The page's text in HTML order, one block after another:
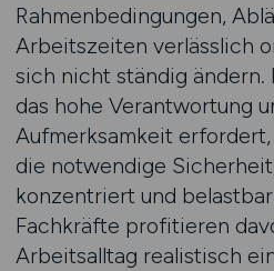
Rahmenbedingungen,
Arbeitszeiten verlässlich
sich nicht ständig ändern.
das hohe Verantwortung
Aufmerksamkeit
die notwendige
konzentriert und
Fachkräfte profitieren
Arbeitsalltag realistisch